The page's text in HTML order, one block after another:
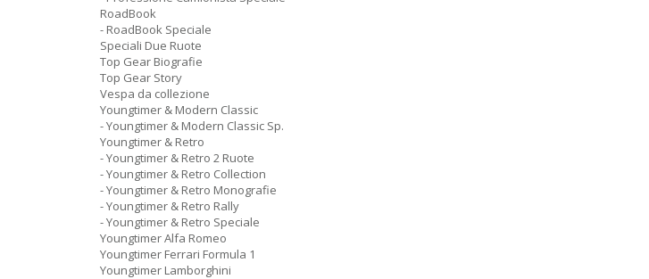
RoadBook
- RoadBook Speciale
Speciali Due Ruote
Top Gear Biografie
Top Gear Story
Vespa da collezione
Youngtimer & Modern Classic
- Youngtimer & Modern Classic Sp.
Youngtimer & Retro
- Youngtimer & Retro 2 Ruote
- Youngtimer & Retro Collection
- Youngtimer & Retro Monografie
- Youngtimer & Retro Rally
- Youngtimer & Retro Speciale
Youngtimer Alfa Romeo
Youngtimer Ferrari Formula 1
Youngtimer Lamborghini